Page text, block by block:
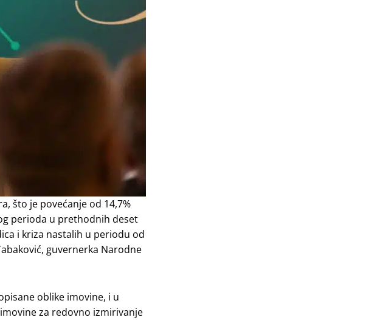
što je povećanje od 14,7%
perioda u prethodnih deset
i kriza nastalih u periodu od
guvernerka Narodne
oblike imovine, i u
za redovno izmirivanje